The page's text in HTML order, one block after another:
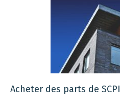
Acheter des parts de SCPI